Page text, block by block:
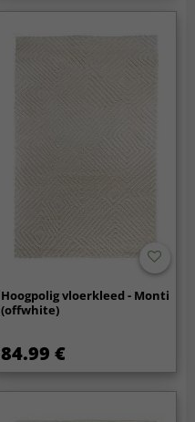
Hoogpolig vloerkleed - Monti
(offwhite)
84.99 €